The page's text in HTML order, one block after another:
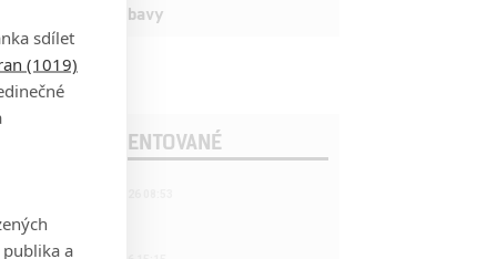
zábavy
KOMENTOVANÉ
彈專家
sdílet
(1019)
a